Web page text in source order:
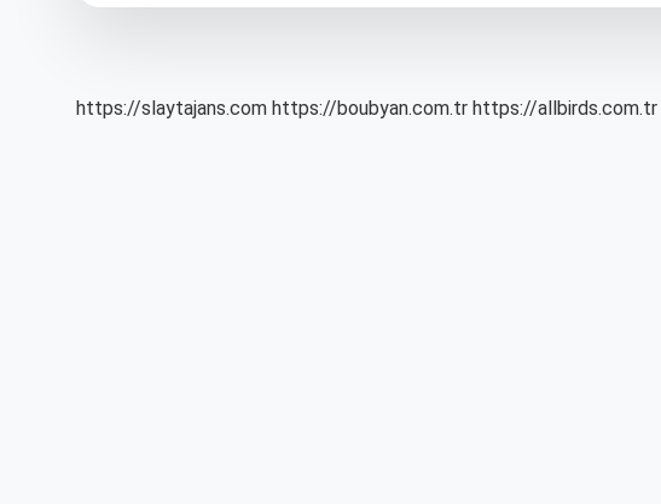
https://slaytajans.com https://boubyan.com.tr https://allbirds.com.tr